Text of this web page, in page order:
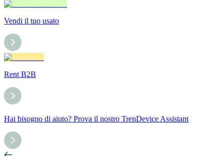
Vendi il tuo usato
Rent B2B
Hai bisogno di aiuto? Prova il nostro TrenDevice Assistant